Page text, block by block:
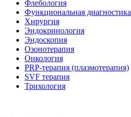
Флебология
Функциональная диагностика
Хирургия
Эндокринология
Эндоскопия
Озонотерапия
Онкология
PRP-терапия (плазмотерапия)
SVF терапия
Трихология